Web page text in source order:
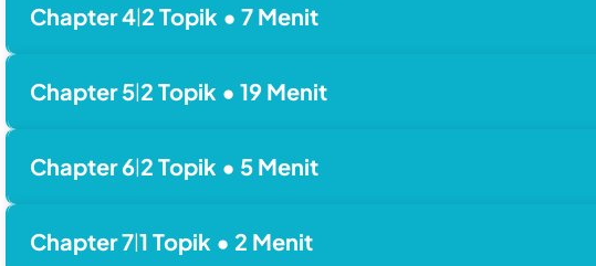
Chapter4|2 Topik • 7 Menit
Chapter5|2 Topik • 19 Menit
Chapter6|2 Topik • 5 Menit
Chapter7|1 Topik • 2 Menit